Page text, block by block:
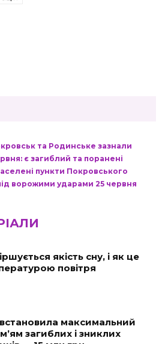
та Родинське зазнали
є загиблий та поранені
пункти Покровського
ворожими ударами 25 червня
якість сну, і як це
повітря
максимальний
загиблих і зниклих